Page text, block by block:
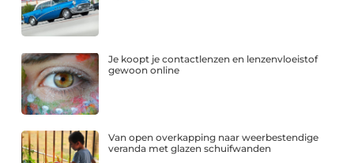
Je koopt je contactlenzen en lenzenvloeistof
gewoon online
Van open overkapping naar weerbestendige
veranda met glazen schuifwanden